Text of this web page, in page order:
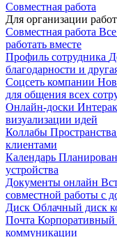
Совместная работа
Для организации
Совместная работа
работать вместе
Профиль сотрудника
благодарности и
Соцсеть компании
для общения всех
Онлайн-доски
визуализации идей
Коллабы
клиентами
Календарь
устройства
Документы онлайн
совместной работы с
Диск Облачный диск
Почта Корпоративный
коммуникации